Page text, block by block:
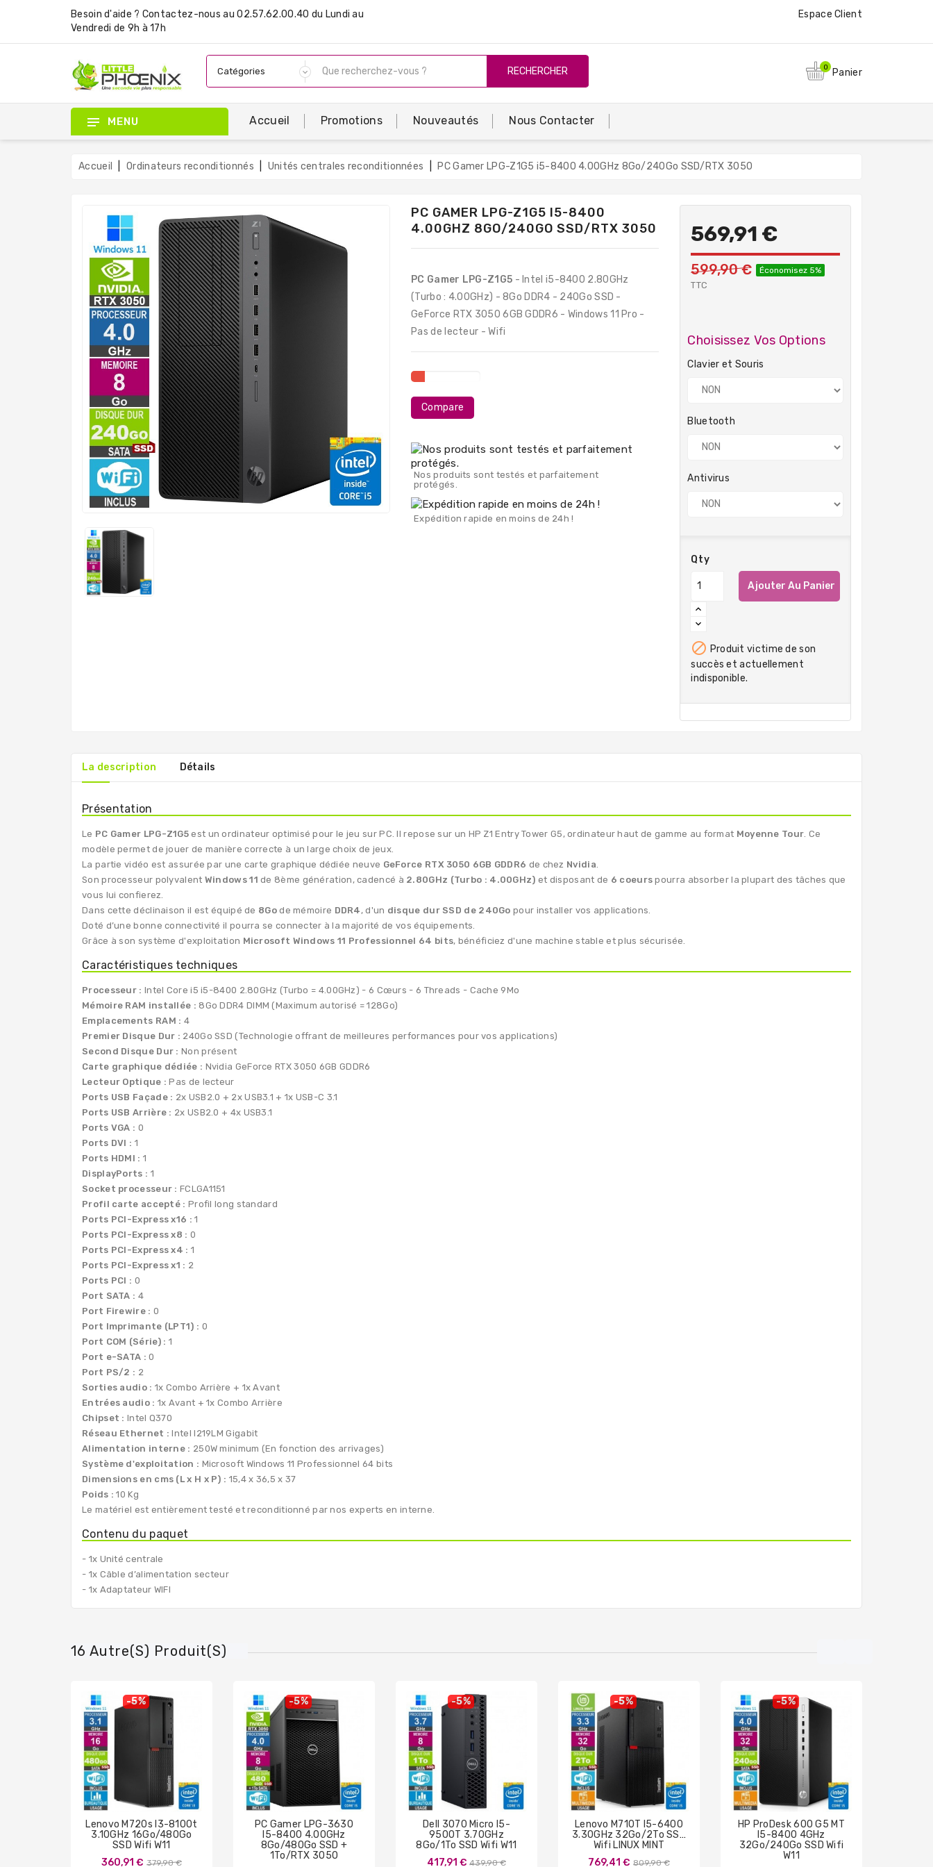
Besoin d'aide ? Contactez-nous au 02.57.62.00.40 du Lundi au
Vendredi de 9h à 17h
Espace Client
RECHERCHER 0 Panier
MENU Accueil Promotions Nouveautés Nous Contacter
Accueil Ordinateurs reconditionnés Unités centrales reconditionnées PC Gamer LPG-Z1G5 i5-8400 4.00GHz 8Go/240Go SSD/RTX 3050
PC GAMER LPG-Z1G5 I5-8400
4.00GHZ 8GO/240GO SSD/RTX 3050
PC Gamer LPG-Z1G5 - Intel i5-8400 2.80GHz
(Turbo : 4.00GHz) - 8Go DDR4 - 240Go SSD -
GeForce RTX 3050 6GB GDDR6 - Windows 11 Pro -
Pas de lecteur - Wifi
Compare
Nos produits sont testés et parfaitement
protégés.
Expédition rapide en moins de 24h !
569,91 €
599,90 € Économisez 5%
TTC
Choisissez Vos Options
Clavier et Souris
Bluetooth
Antivirus
Qty
Ajouter Au Panier
 Produit victime de son
succès et actuellement
indisponible.
La description Détails
Présentation
Le PC Gamer LPG-Z1G5 est un ordinateur optimisé pour le jeu sur PC. Il repose sur un HP Z1 Entry Tower G5, ordinateur haut de gamme au format Moyenne Tour . Ce
modèle permet de jouer de manière correcte à un large choix de jeux.
La partie vidéo est assurée par une carte graphique dédiée neuve GeForce RTX 3050 6GB GDDR6 de chez Nvidia
Son processeur polyvalent Windows 11 de 8ème génération, cadencé à 2.80GHz (Turbo : 4.00GHz) et disposant de 6 coeurs pourra absorber la plupart des tâches que
vous lui confierez.
Dans cette déclinaison il est équipé de 8Gode mémoire DDR4 , d'un disque dur SSD de 240Go pour installer vos applications.
Doté d’une bonne connectivité il pourra se connecter à la majorité de vos équipements.
Grâce à son système d'exploitation Microsoft Windows 11 Professionnel 64 bits, bénéficiez d'une machine stable et plus sécurisée.
Caractéristiques techniques
Processeur : Intel Core i5 i5-8400 2.80GHz (Turbo = 4.00GHz) - 6 Cœurs - 6 Threads - Cache 9Mo
Mémoire RAM installée : 8Go DDR4 DIMM (Maximum autorisé = 128Go)
Emplacements RAM : 4
Premier Disque Dur : 240Go SSD (Technologie offrant de meilleures performances pour vos applications)
Second Disque Dur : Non présent
Carte graphique dédiée : Nvidia GeForce RTX 3050 6GB GDDR6
Lecteur Optique : Pas de lecteur
Ports USB Façade : 2x USB2.0 + 2x USB3.1 + 1x USB-C 3.1
Ports USB Arrière : 2x USB2.0 + 4x USB3.1
Ports VGA : 0
Ports DVI : 1
Ports HDMI : 1
DisplayPorts : 1
Socket processeur : FCLGA1151
Profil carte accepté : Profil long standard
Ports PCI-Express x16 : 1
Ports PCI-Express x8 : 0
Ports PCI-Express x4 : 1
Ports PCI-Express x1 : 2
Ports PCI : 0
Port SATA : 4
Port Firewire : 0
Port Imprimante (LPT1) : 0
Port COM (Série) : 1
Port e-SATA : 0
Port PS/2 : 2
Sorties audio : 1x Combo Arrière + 1x Avant
Entrées audio : 1x Avant + 1x Combo Arrière
Chipset : Intel Q370
Réseau Ethernet :Intel I219LM Gigabit
Alimentation interne : 250W minimum (En fonction des arrivages)
Système d'exploitation : Microsoft Windows 11 Professionnel 64 bits
Dimensions en cms (L x H x P) : 15,4 x 36,5 x 37
Poids :10 Kg
Le matériel est entièrement testé et reconditionné par nos experts en interne.
Contenu du paquet
- 1x Unité centrale
- 1x Câble d’alimentation secteur
- 1x Adaptateur WIFI
16 Autre(s) Produit(s)
-5%
Lenovo M720s I3-8100t
3.10GHz 16Go/480Go
SSD Wifi W11
360,91 € Prix
379,90 €
-5%
PC Gamer LPG-3630
I5-8400 4.00GHz
8Go/480Go SSD +
1To/RTX 3050
-5%
Dell 3070 Micro I5-
9500T 3.70GHz
8Go/1To SSD Wifi W11
417,91 € Prix
439,90 €
-5%
Lenovo M710T I5-6400
3.30GHz 32Go/2To SSD
Wifi LINUX MINT
769,41 € Prix
809,90 €
-5%
HP ProDesk 600 G5 MT
I5-8400 4GHz
32Go/240Go SSD Wifi
W11